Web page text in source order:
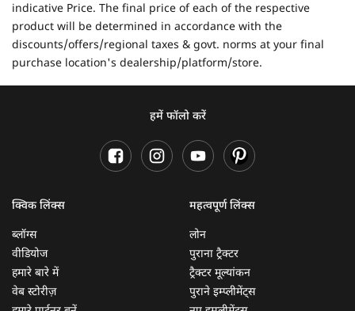
indicative Price. The final price of each of the respective
product will be determined in accordance with the
discounts/offers/regional taxes & govt. norms at your final
purchase location's dealership/platform/store.
हमें फॉलो करें
क्विक लिंक्स
ब्लॉग्स
वीडियोज
हमारे बारे में
वेब स्टोरीज़
महत्वपूर्ण लिंक्स
लोन
पुराना ट्रैक्टर
ट्रैक्टर मूल्यांकन
पुराने इम्प्लीमेंट्स